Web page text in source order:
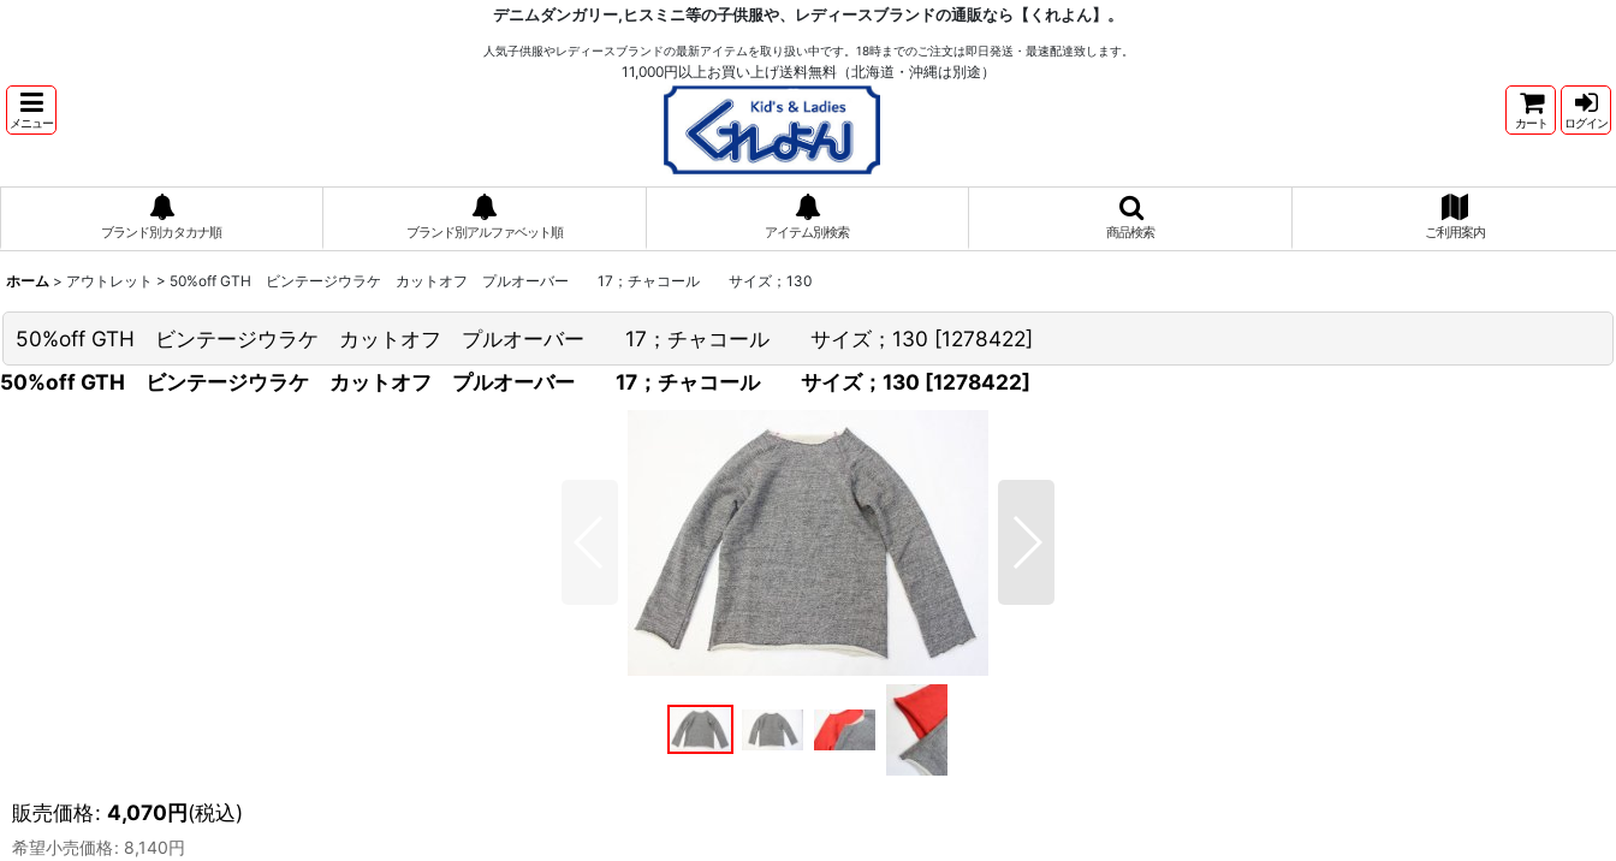
デニムダンガリー,ヒスミニ等の子供服や、レディースブランドの通販なら【くれよん】。
人気子供服やレディースブランドの最新アイテムを取り扱い中です。18時までのご注文は即日発送・最速配達致します。
11,000円以上お買い上げ送料無料（北海道・沖縄は別途）
メニュー カート ログイン
ブランド別カタカナ順 ブランド別アルファベット順 アイテム別検索 商品検索 ご利用案内
ホーム > アウトレット > 50%off GTH ビンテージウラケ カットオフ プルオーバー 17；チャコール サイズ；130
50%off GTH ビンテージウラケ カットオフ プルオーバー 17；チャコール サイズ；130 [1278422]
50%off GTH ビンテージウラケ カットオフ プルオーバー 17；チャコール サイズ；130 [1278422]
販売価格: 4,070円(税込)
希望小売価格: 8,140円